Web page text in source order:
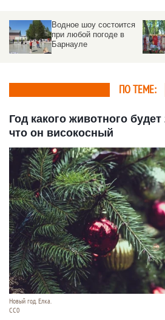
Водное шоу состоится
при любой погоде в
Барнауле
ПО ТЕМЕ:
Год какого животного
что он високосный
Новый год. Елка.
СС0